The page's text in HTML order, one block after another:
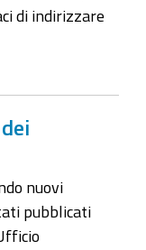
di indirizzare
nuovi
pubblicati